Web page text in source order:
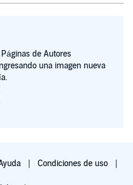
de Autores
una imagen nueva
Condiciones de uso